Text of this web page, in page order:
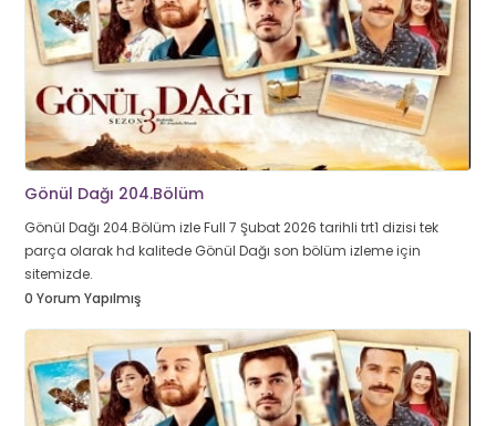
Gönül Dağı 204.Bölüm
Gönül Dağı 204.Bölüm izle Full 7 Şubat 2026 tarihli trt1 dizisi tek
parça olarak hd kalitede Gönül Dağı son bölüm izleme için
sitemizde.
0 Yorum Yapılmış